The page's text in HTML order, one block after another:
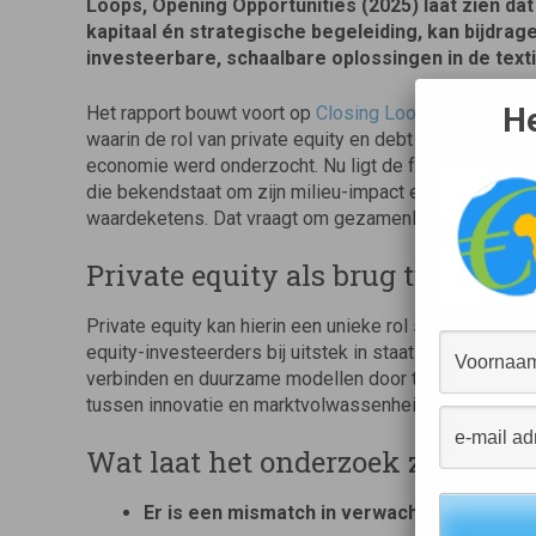
Loops, Opening Opportunities (2025) laat zien
kapitaal én strategische begeleiding, kan
investeerbare, schaalbare oplossingen in de
Het rapport bouwt voort op Closing Loops, Opening
waarin de rol van private equity en debt finance in de
economie werd onderzocht. Nu ligt de focus
die bekendstaat om zijn milieu-impact en complexe,
waardeketens. Dat vraagt om gezamenlijke actie van
Private equity als brug tussen
Private equity kan hierin een unieke rol spelen.
equity-investeerders bij uitstek in staat om
verbinden en duurzame modellen door te
tussen innovatie en marktvolwassenheid.
Wat laat het onderzoek zien?
Er is een mismatch in verwachtingen